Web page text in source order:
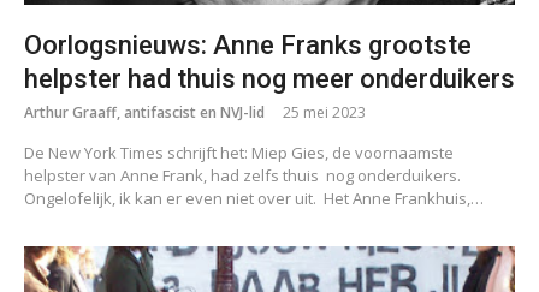
Oorlogsnieuws: Anne Franks grootste
helpster had thuis nog meer onderduikers
Arthur Graaff, antifascist en NVJ-lid 25 mei 2023
De New York Times schrijft het: Miep Gies, de voornaamste
helpster van Anne Frank, had zelfs thuis nog onderduikers.
Ongelofelijk, ik kan er even niet over uit. Het Anne Frankhuis,…